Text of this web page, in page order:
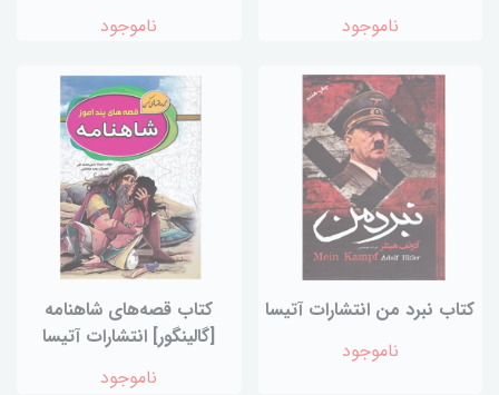
ناموجود
ناموجود
کتاب نبرد من انتشارات آتیسا
ناموجود
کتاب قصه‌های‌ شاهنامه‌‌
[گالینگور] انتشارات‌ آتیسا
ناموجود